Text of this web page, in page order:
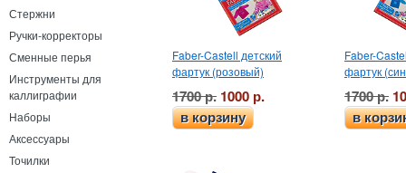
Стержни
Ручки-корректоры
Сменные перья
Инструменты для
каллиграфии
Наборы
Аксессуары
Точилки
Faber-Castell детский
фартук (розовый)
1700 р. 1000 р.
в корзину
Faber-
фартук
1700 р.
в